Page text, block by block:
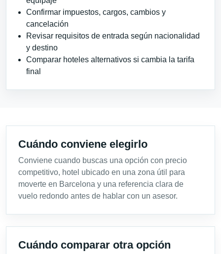
Confirmar impuestos, cargos, cambios y
cancelación
Revisar requisitos de entrada según nacionalidad
y destino
Comparar hoteles alternativos si cambia la tarifa
final
Cuándo conviene elegirlo
Conviene cuando buscas una opción con precio
competitivo, hotel ubicado en una zona útil para
moverte en Barcelona y una referencia clara de
vuelo redondo antes de hablar con un asesor.
Cuándo comparar otra opción